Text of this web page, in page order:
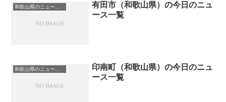
和歌山県のニュース一覧
有田市（和歌山県）の今日のニュ
ース一覧
印南町（和歌山県）の今日のニュ
ース一覧